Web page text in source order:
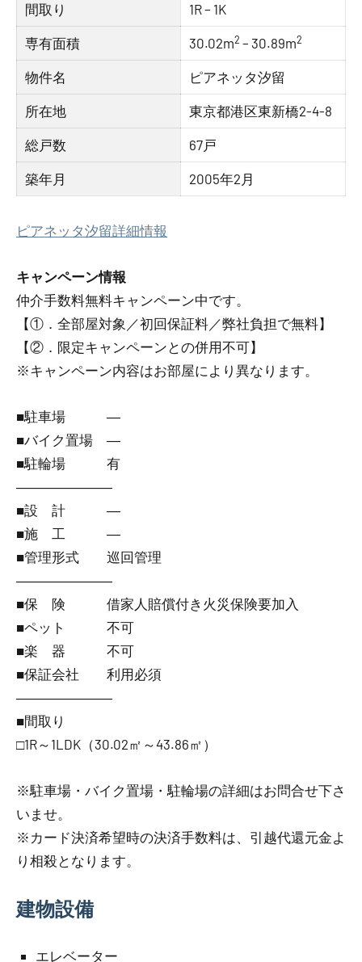
間取り 1R – 1K
専有面積 30.02m2 – 30.89m2
物件名 ピアネッタ汐留
所在地 東京都港区東新橋2-4-8
総戸数 67戸
築年月 2005年2月
ピアネッタ汐留詳細情報
キャンペーン情報
仲介手数料無料キャンペーン中です。
【①．全部屋対象／初回保証料／弊社負担で無料】
【②．限定キャンペーンとの併用不可】
※キャンペーン内容はお部屋により異なります。
■駐車場 ―
■バイク置場 ―
■駐輪場 有
―――――――
■設 計 ―
■施 工 ―
■管理形式 巡回管理
―――――――
■保 険 借家人賠償付き火災保険要加入
■ペット 不可
■楽 器 不可
■保証会社 利用必須
―――――――
■間取り
□1R～1LDK（30.02㎡～43.86㎡）
※駐車場・バイク置場・駐輪場の詳細はお問合せ下さ
いませ。
※カード決済希望時の決済手数料は、引越代還元金よ
り相殺となります。
建物設備
エレベーター